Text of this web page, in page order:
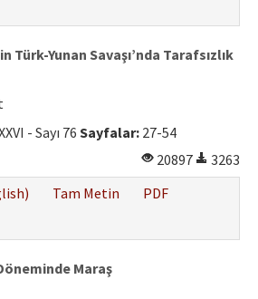
Yunan Savaşı’nda Tarafsızlık
- Sayı 76 Sayfalar: 27-54
20897
3263
Tam Metin
PDF
Maraş